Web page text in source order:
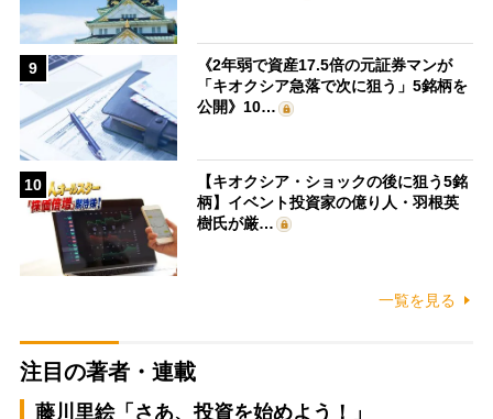
9
《2年弱で資産17.5倍の元証券マンが
「キオクシア急落で次に狙う」5銘柄を
公開》10…
10
【キオクシア・ショックの後に狙う5銘
柄】イベント投資家の億り人・羽根英
樹氏が厳…
一覧を見る
注目の著者・連載
藤川里絵「さあ、投資を始めよう！」